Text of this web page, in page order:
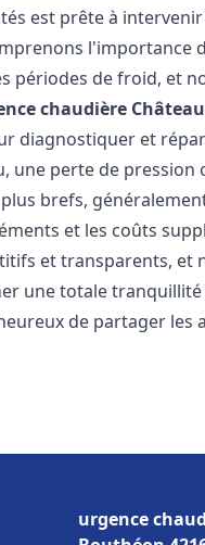
est prête à
l'importance
périodes de froid, et
chaudière
diagnostiquer et
une perte de pression
brefs,
et les coûts
et transparents, et
une totale
de partager les
urgence